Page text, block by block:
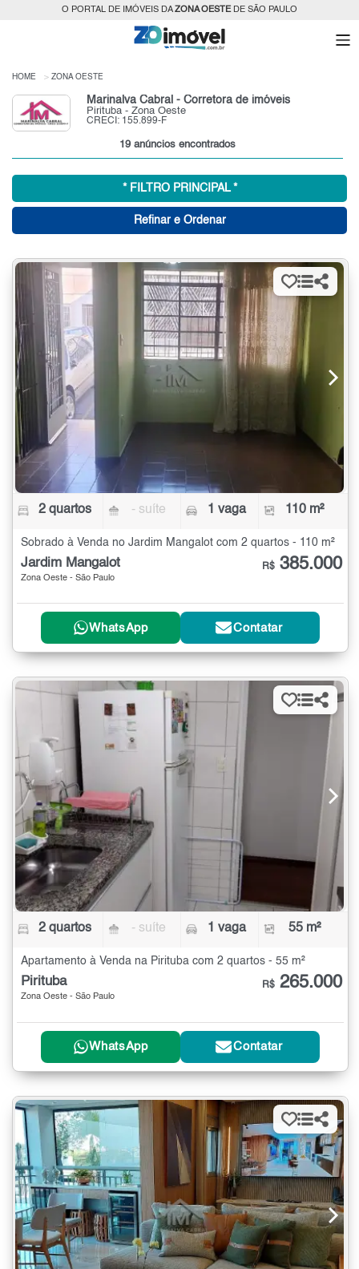
O PORTAL DE IMÓVEIS DAZONA OESTEDE SÃO PAULO
HOME ZONA OESTE
Marinalva Cabral - Corretora de imóveis
Pirituba - Zona Oeste
CRECI: 155.899-F
19 anúncios encontrados
* FILTRO PRINCIPAL *
Refinar e Ordenar
2 quartos - suíte 1 vaga 110 m²
Sobrado à Venda no Jardim Mangalot com 2 quartos - 110 m²
Jardim Mangalot
Zona Oeste - São Paulo
R$ 385.000
WhatsApp Contatar
2 quartos - suíte 1 vaga 55 m²
Apartamento à Venda na Pirituba com 2 quartos - 55 m²
Pirituba
Zona Oeste - São Paulo
R$ 265.000
WhatsApp Contatar